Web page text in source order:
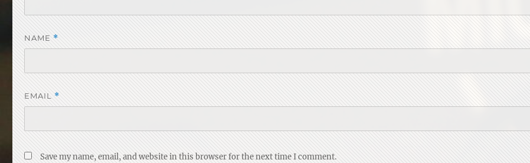
NAME*
EMAIL*
Save my name, email, and website in this browser for the next time I comment.